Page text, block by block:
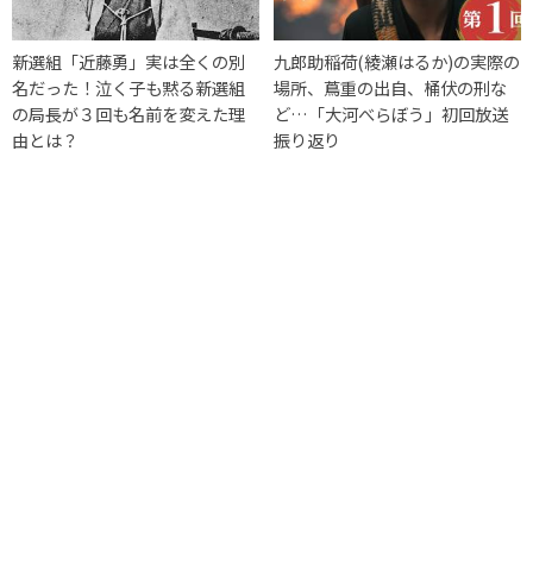
新選組「近藤勇」実は全くの別
名だった！泣く子も黙る新選組
の局長が３回も名前を変えた理
由とは？
九郎助稲荷(綾瀬はるか)の実際の
場所、蔦重の出自、桶伏の刑な
ど…「大河べらぼう」初回放送
振り返り